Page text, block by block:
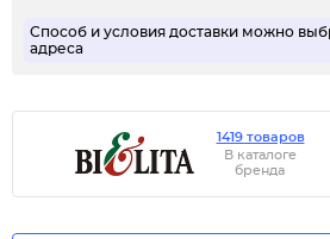
Способ и условия доставки можно
адреса
1419 товаров
В каталоге
бренда